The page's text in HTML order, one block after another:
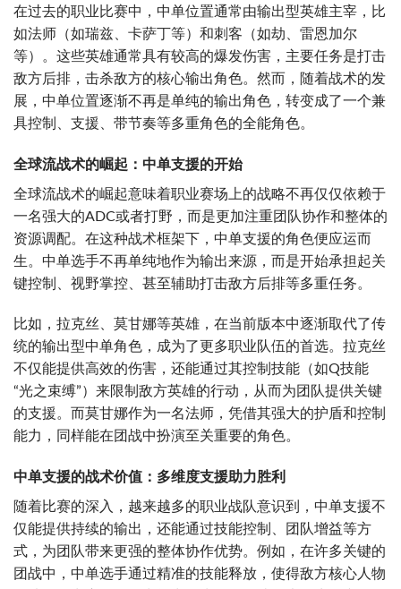
在过去的职业比赛中，中单位置通常由输出型英雄主宰，比
如法师（如瑞兹、卡萨丁等）和刺客（如劫、雷恩加尔
等）。这些英雄通常具有较高的爆发伤害，主要任务是打击
敌方后排，击杀敌方的核心输出角色。然而，随着战术的发
展，中单位置逐渐不再是单纯的输出角色，转变成了一个兼
具控制、支援、带节奏等多重角色的全能角色。
全球流战术的崛起：中单支援的开始
全球流战术的崛起意味着职业赛场上的战略不再仅仅依赖于
一名强大的ADC或者打野，而是更加注重团队协作和整体的
资源调配。在这种战术框架下，中单支援的角色便应运而
生。中单选手不再单纯地作为输出来源，而是开始承担起关
键控制、视野掌控、甚至辅助打击敌方后排等多重任务。
比如，拉克丝、莫甘娜等英雄，在当前版本中逐渐取代了传
统的输出型中单角色，成为了更多职业队伍的首选。拉克丝
不仅能提供高效的伤害，还能通过其控制技能（如Q技能
“光之束缚”）来限制敌方英雄的行动，从而为团队提供关键
的支援。而莫甘娜作为一名法师，凭借其强大的护盾和控制
能力，同样能在团战中扮演至关重要的角色。
中单支援的战术价值：多维度支援助力胜利
随着比赛的深入，越来越多的职业战队意识到，中单支援不
仅能提供持续的输出，还能通过技能控制、团队增益等方
式，为团队带来更强的整体协作优势。例如，在许多关键的
团战中，中单选手通过精准的技能释放，使得敌方核心人物